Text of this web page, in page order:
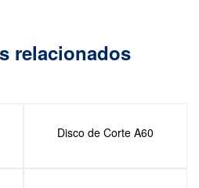
relacionados
Disco de Corte A60